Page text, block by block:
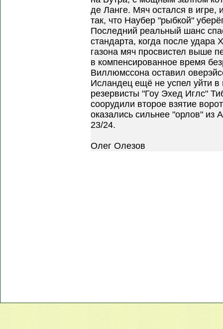
де Ланге. Мяч остался в игре,
так, что Наубер "рыбкой"
Последний реальный шанс
стандарта, когда после удара
газона мяч просвистел выше
в компенсированное время
Виллюмссона оставил
Исландец ещё не успел уйти
резервисты "Гоу Эхед Иглс"
соорудили второе взятие
оказались сильнее "орлов" из
23/24.
Олег Олезов